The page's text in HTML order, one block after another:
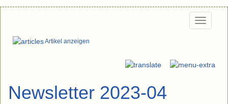
Artikel anzeigen
Newsletter 2023-04